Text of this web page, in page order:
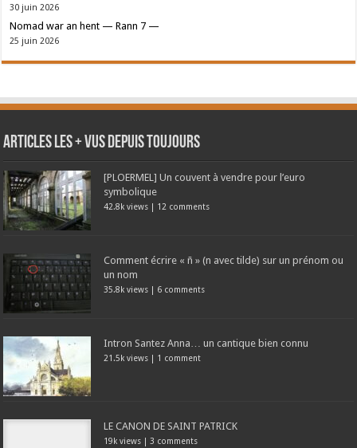
30 juin 2026
Nomad war an hent — Rann 7 —
25 juin 2026
Articles les + vus depuis toujours
[PLOERMEL] Un couvent à vendre pour l’euro
symbolique
42.8k views 12 comments
Comment écrire « ñ » (n avec tilde) sur un prénom ou
un nom
35.8k views 6 comments
Intron Santez Anna… un cantique bien connu
21.5k views 1 comment
LE CANON DE SAINT PATRICK
19k views 3 comments